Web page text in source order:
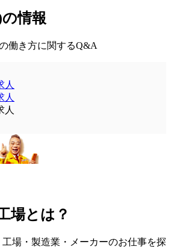
情報
働き方に関するQ&A
人
人
人
場とは？
場・製造業・メーカーのお仕事を探